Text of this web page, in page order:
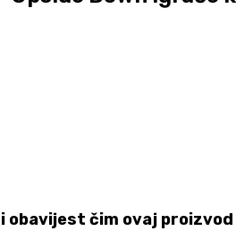
obavijest čim ovaj proizvod